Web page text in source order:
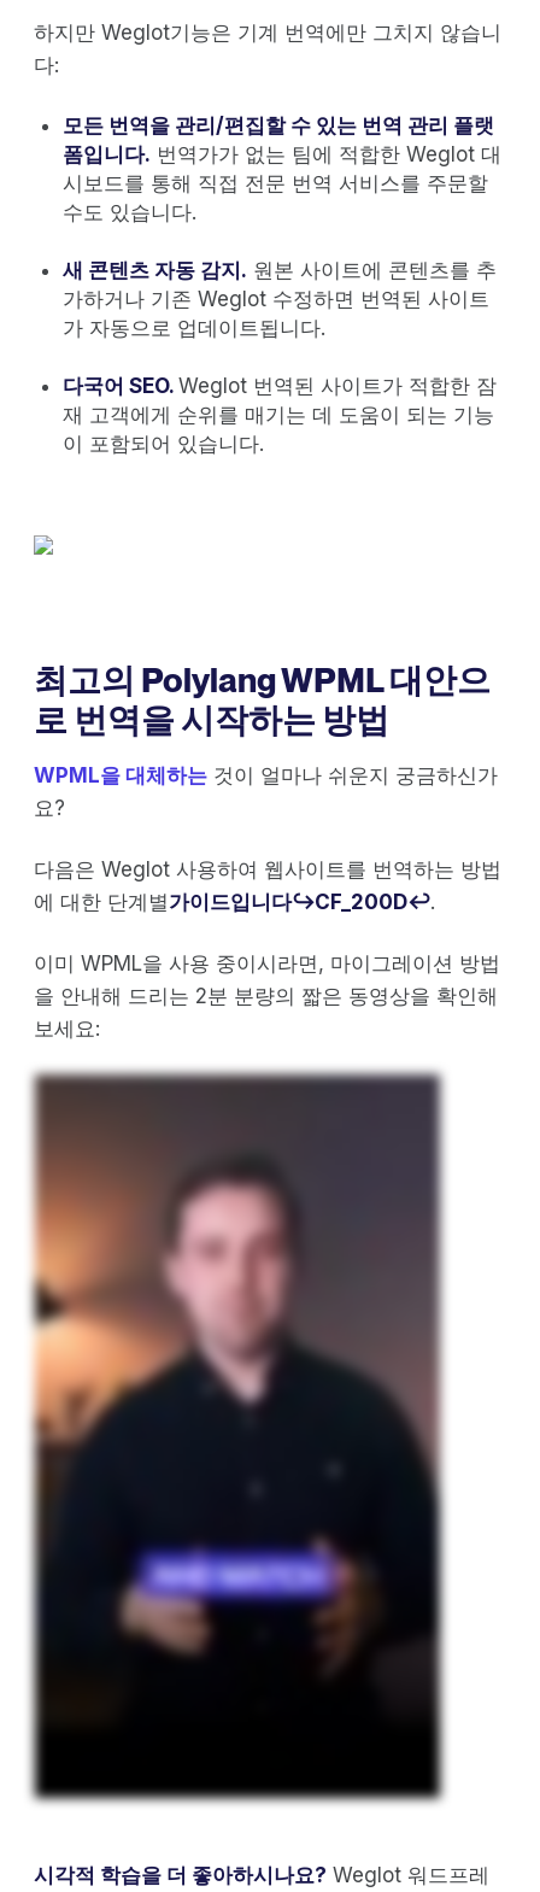
하지만 Weglot기능은 기계 번역에만 그치지 않습니
다:
모든 번역을 관리/편집할 수 있는 번역 관리 플랫
폼입니다. 번역가가 없는 팀에 적합한 Weglot 대
시보드를 통해 직접 전문 번역 서비스를 주문할
수도 있습니다.
새 콘텐츠 자동 감지. 원본 사이트에 콘텐츠를 추
가하거나 기존 Weglot 수정하면 번역된 사이트
가 자동으로 업데이트됩니다.
다국어 SEO. Weglot 번역된 사이트가 적합한 잠
재 고객에게 순위를 매기는 데 도움이 되는 기능
이 포함되어 있습니다.
최고의 Polylang WPML 대안으
로 번역을 시작하는 방법
WPML을 대체하는 것이 얼마나 쉬운지 궁금하신가
요?
다음은 Weglot 사용하여 웹사이트를 번역하는 방법
에 대한 단계별가이드입니다↪CF_200D↩.
이미 WPML을 사용 중이시라면, 마이그레이션 방법
을 안내해 드리는 2분 분량의 짧은 동영상을 확인해
보세요:
시각적 학습을 더 좋아하시나요? Weglot 워드프레